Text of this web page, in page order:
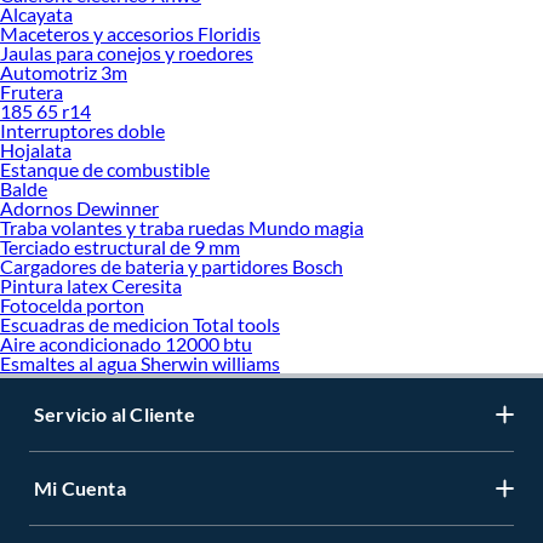
beneficios para el desarrollo físico y cognitivo. Estos productos ayudan a
mejorar la orientación espacial, la fuerza en las piernas y la capacidad de
reacción. Asimismo, fomentan la autonomía, ya que los niños aprenden a
desplazarse por sí mismos, lo que refuerza su confianza y seguridad.
En Sodimac podrás encontrar triciclos y correpasillos fabricados con materiales
duraderos como acero, aluminio y plásticos de alta resistencia. Además, hay
opciones con diseños coloridos y temáticos que encantan a los niños, así como
modelos plegables que facilitan el transporte y almacenamiento. Algunos
triciclos incluyen accesorios como canastos y toldos para mayor funcionalidad.
Al momento de comprar un triciclo, considera la edad y altura del niño, el tipo de
ruedas y la seguridad del producto. Es recomendable elegir modelos con
sistemas de bloqueo, pedales antideslizantes y estructura estable. También
puedes optar por triciclos evolutivos que se adaptan al crecimiento del niño,
ofreciendo mayor durabilidad y aprovechamiento.
Encuentra eltriciclo y correpasillosperfecto en Sodimac y disfruta de la mejor
podrás regalar diversión y aprendizaje en cada paseo. Además, aprovecha la
comodidad de comprar online y recibir tu pedido en casa. ¡Haz que cada
Alcayata
Maceteros y accesorios Floridis
Jaulas para conejos y roedores
Automotriz 3m
Frutera
185 65 r14
Interruptores doble
Hojalata
Estanque de combustible
Balde
Adornos Dewinner
Traba volantes y traba ruedas Mundo magia
Terciado estructural de 9 mm
Cargadores de bateria y partidores Bosch
Pintura latex Ceresita
Fotocelda porton
Escuadras de medicion Total tools
Aire acondicionado 12000 btu
Esmaltes al agua Sherwin williams
Servicio al Cliente
Mi Cuenta